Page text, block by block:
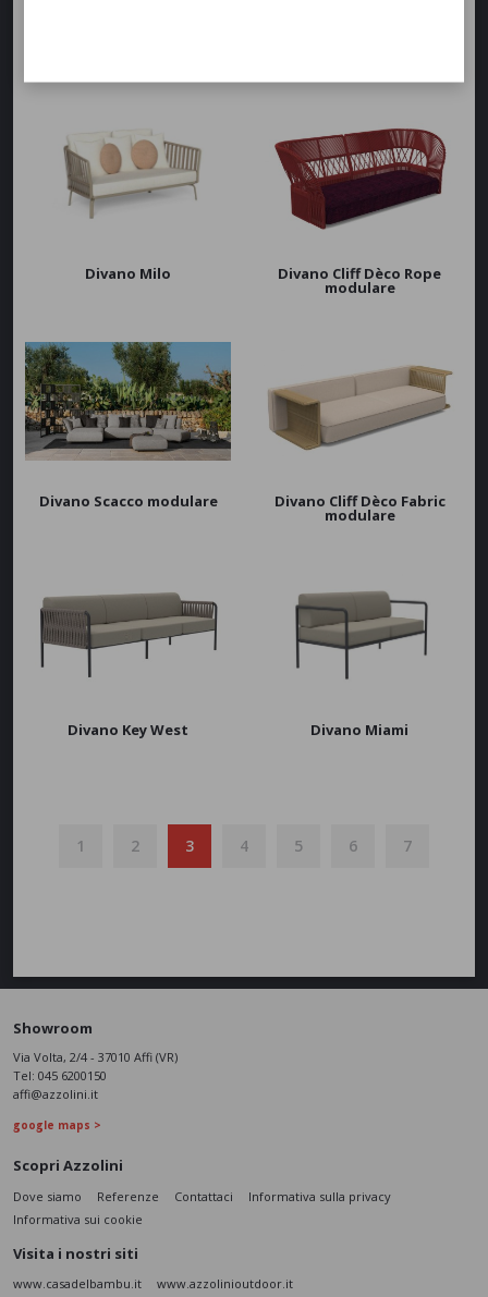
Divano Milo Divano Cliff Dèco Rope
modulare
Divano Scacco modulare Divano Cliff Dèco Fabric
modulare
Divano Key West Divano Miami
1 2 3 4 5 6 7
Showroom
Via Volta, 2/4 - 37010 Affi (VR)
Tel: 045 6200150
affi@azzolini.it
google maps >
Scopri Azzolini
Dove siamo Referenze Contattaci
Informativa sulla privacy
Informativa sui cookie
Visita i nostri siti
www.casadelbambu.it www.azzolinioutdoor.it